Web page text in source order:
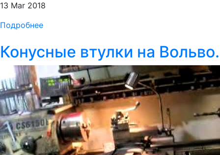
13 Mar 2018
Подробнее
Конусные втулки на Вольво.